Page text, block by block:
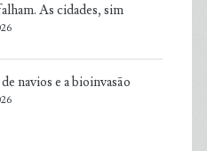
As cidades, sim
navios e a bioinvasão